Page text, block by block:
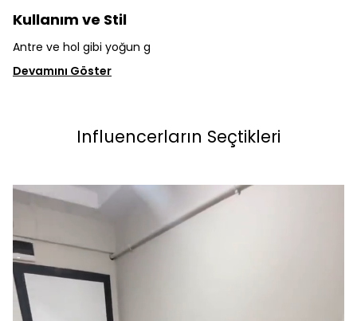
Kullanım ve Stil
Antre ve hol gibi yoğun g
Devamını Göster
Influencerların Seçtikleri